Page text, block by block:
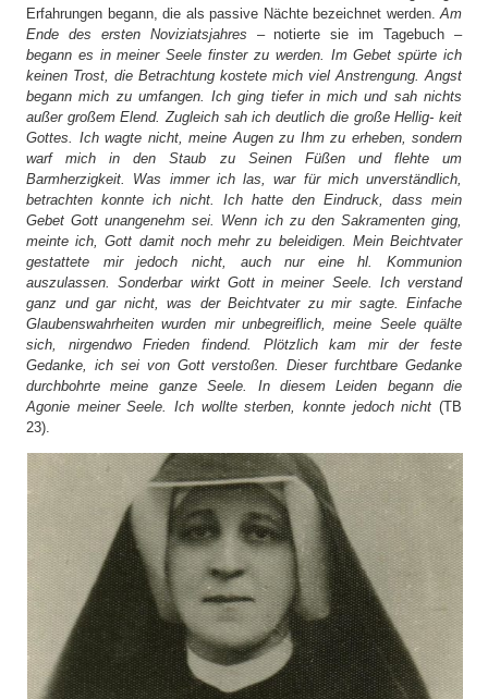
Erfahrungen begann, die als passive Nächte bezeichnet werden. Am
Ende des ersten Noviziatsjahres – notierte sie im Tagebuch –
begann es in meiner Seele finster zu werden. Im Gebet spürte ich
keinen Trost, die Betrachtung kostete mich viel Anstrengung. Angst
begann mich zu umfangen. Ich ging tiefer in mich und sah nichts
außer großem Elend. Zugleich sah ich deutlich die große Hellig- keit
Gottes. Ich wagte nicht, meine Augen zu Ihm zu erheben, sondern
warf mich in den Staub zu Seinen Füßen und flehte um
Barmherzigkeit. Was immer ich las, war für mich unverständlich,
betrachten konnte ich nicht. Ich hatte den Eindruck, dass mein
Gebet Gott unangenehm sei. Wenn ich zu den Sakramenten ging,
meinte ich, Gott damit noch mehr zu beleidigen. Mein Beichtvater
gestattete mir jedoch nicht, auch nur eine hl. Kommunion
auszulassen. Sonderbar wirkt Gott in meiner Seele. Ich verstand
ganz und gar nicht, was der Beichtvater zu mir sagte. Einfache
Glaubenswahrheiten wurden mir unbegreiflich, meine Seele quälte
sich, nirgendwo Frieden findend. Plötzlich kam mir der feste
Gedanke, ich sei von Gott verstoßen. Dieser furchtbare Gedanke
durchbohrte meine ganze Seele. In diesem Leiden begann die
Agonie meiner Seele. Ich wollte sterben, konnte jedoch nicht (TB
23).